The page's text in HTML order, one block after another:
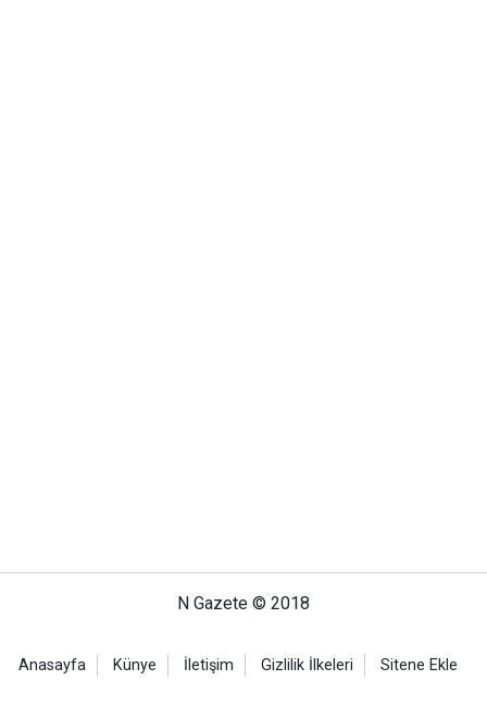
N Gazete © 2018
Anasayfa Künye İletişim Gizlilik İlkeleri Sitene Ekle